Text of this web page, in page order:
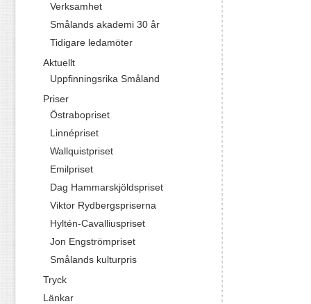
Verksamhet
Smålands akademi 30 år
Tidigare ledamöter
Aktuellt
Uppfinningsrika Småland
Priser
Östrabopriset
Linnépriset
Wallquistpriset
Emilpriset
Dag Hammarskjöldspriset
Viktor Rydbergspriserna
Hyltén-Cavalliuspriset
Jon Engströmpriset
Smålands kulturpris
Tryck
Länkar